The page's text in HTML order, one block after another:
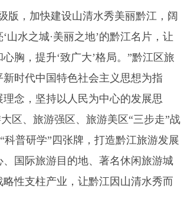
版，加快建设山清水秀美丽黔江，阔
水之城·美丽之地’的黔江名片，让
胸，提升‘致广大’格局。”黔江区旅
时代中国特色社会主义思想为指
念，坚持以人民为中心的发展思
区、旅游强区、旅游美区“三步走”战
科普研学”四张牌，打造黔江旅游发展
国际旅游目的地、著名休闲旅游城
性支柱产业，让黔江因山清水秀而